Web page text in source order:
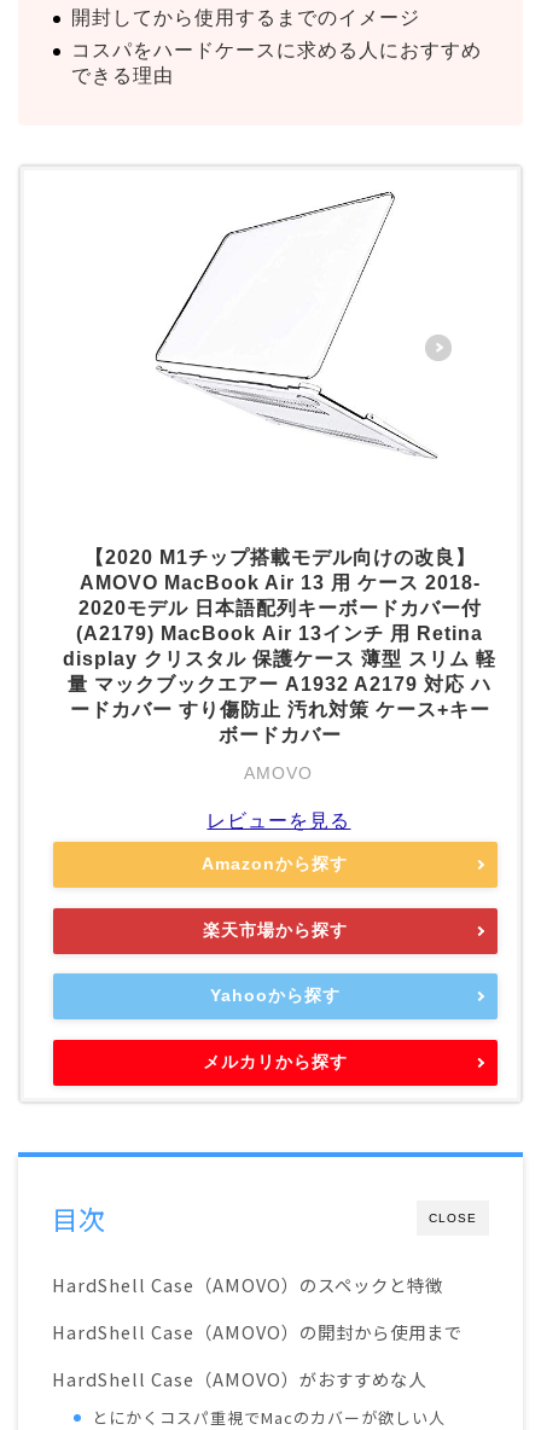
開封してから使用するまでのイメージ
コスパをハードケースに求める人におすすめ
できる理由
【2020 M1チップ搭載モデル向けの改良】
AMOVO MacBook Air 13 用 ケース 2018-
2020モデル 日本語配列キーボードカバー付
(A2179) MacBook Air 13インチ 用 Retina
display クリスタル 保護ケース 薄型 スリム 軽
量 マックブックエアー A1932 A2179 対応 ハ
ードカバー すり傷防止 汚れ対策 ケース+キー
ボードカバー
AMOVO
レビューを見る
Amazonから探す
楽天市場から探す
Yahooから探す
メルカリから探す
CLOSE
目次
HardShell Case（AMOVO）のスペックと特徴
HardShell Case（AMOVO）の開封から使用まで
HardShell Case（AMOVO）がおすすめな人
とにかくコスパ重視でMacのカバーが欲しい人